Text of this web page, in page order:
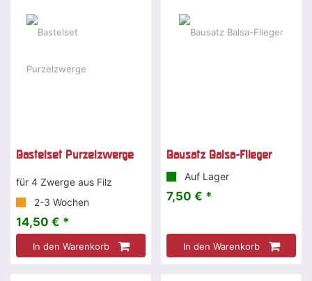
Bastelset Purzelzwerge
für 4 Zwerge aus Filz
2-3 Wochen
14,50 € *
In den Warenkorb
Bausatz Balsa-Flieger
Auf Lager
7,50 € *
In den Warenkorb